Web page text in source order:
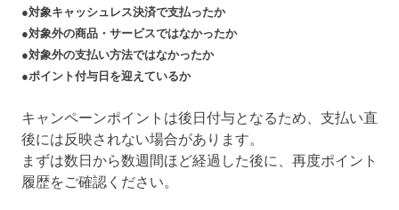
●対象キャッシュレス決済で支払ったか
●対象外の商品・サービスではなかったか
●対象外の支払い方法ではなかったか
●ポイント付与日を迎えているか
キャンペーンポイントは後日付与となるため、支払い直
後には反映されない場合があります。
まずは数日から数週間ほど経過した後に、再度ポイント
履歴をご確認ください。